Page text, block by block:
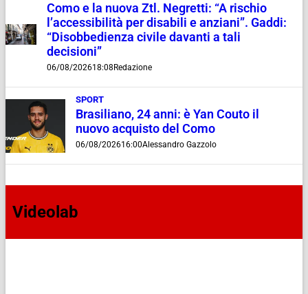
Como e la nuova Ztl. Negretti: “A rischio
l’accessibilità per disabili e anziani”. Gaddi:
“Disobbedienza civile davanti a tali
decisioni”
06/08/202618:08 Redazione
SPORT
Brasiliano, 24 anni: è Yan Couto il
nuovo acquisto del Como
06/08/202616:00Alessandro Gazzolo
Videolab